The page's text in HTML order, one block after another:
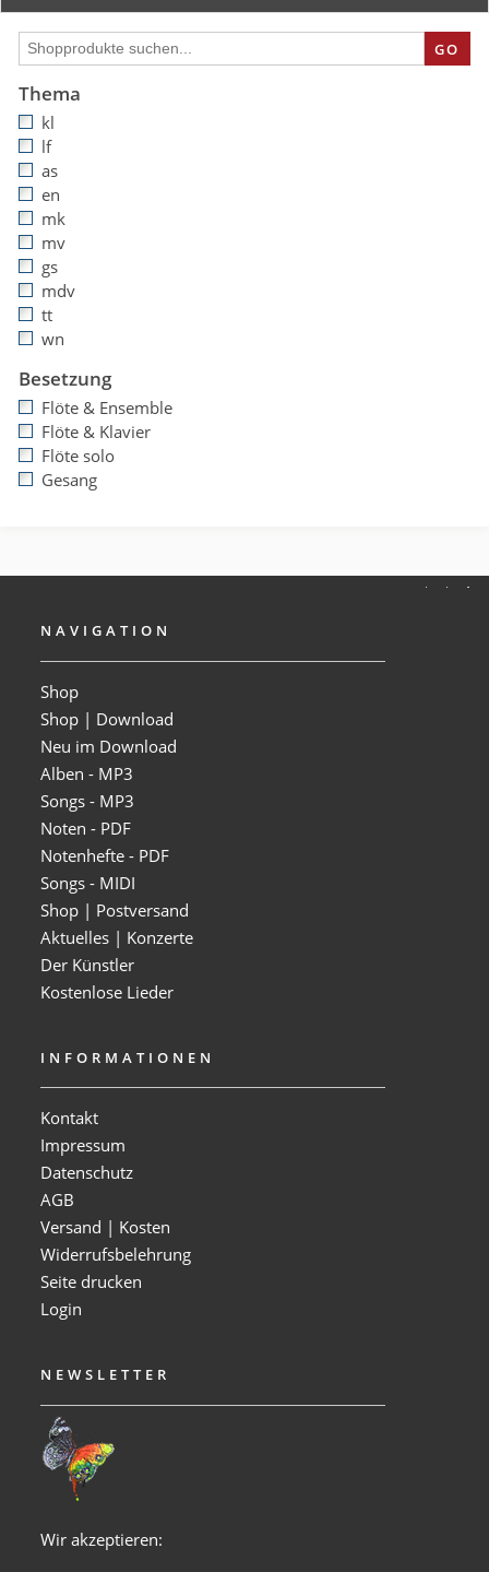
GO
Thema
kl
lf
as
en
mk
mv
gs
mdv
tt
wn
Besetzung
Flöte & Ensemble
Flöte & Klavier
Flöte solo
Gesang
NAVIGATION
Shop
Shop | Download
Neu im Download
Alben - MP3
Songs - MP3
Noten - PDF
Notenhefte - PDF
Songs - MIDI
Shop | Postversand
Aktuelles | Konzerte
Der Künstler
Kostenlose Lieder
INFORMATIONEN
Kontakt
Impressum
Datenschutz
AGB
Versand | Kosten
Widerrufsbelehrung
Seite drucken
Login
NEWSLETTER
Wir akzeptieren: